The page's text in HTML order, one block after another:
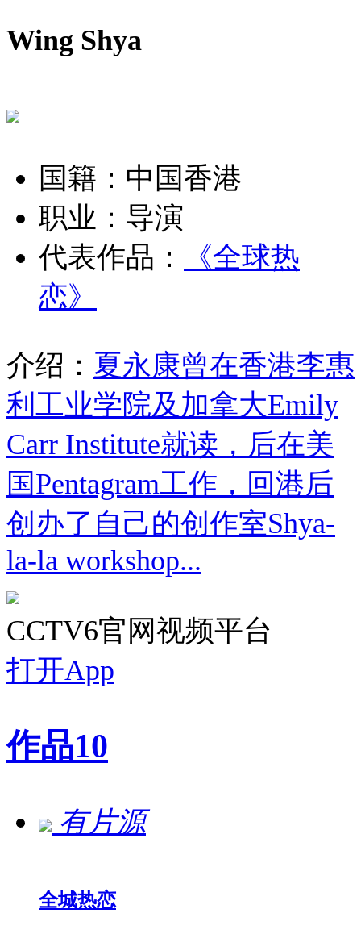
Wing Shya
国籍：中国香港
职业：导演
代表作品：
《全球热
恋》
介绍： 夏永康曾在香港李惠
利工业学院及加拿大Emily
Carr Institute就读，后在美
国Pentagram工作，回港后
创办了自己的创作室Shya-
la-la workshop...
CCTV6官网视频平台
打开App
作品10
有片源
全城热恋